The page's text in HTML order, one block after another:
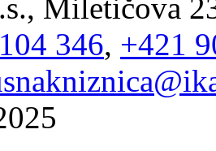
Miletičova
346, +421